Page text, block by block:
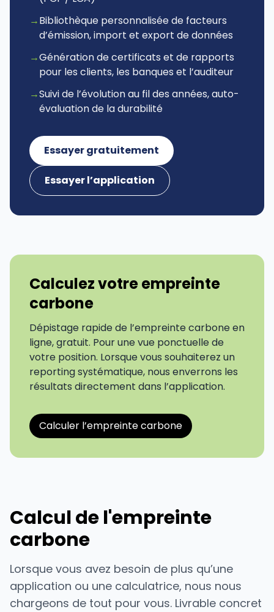
→Bibliothèque personnalisée de facteurs
d’émission, import et export de données
→Génération de certificats et de rapports
pour les clients, les banques et l’auditeur
→Suivi de l’évolution au fil des années, auto-
évaluation de la durabilité
Essayer gratuitement
Essayer l’application
Calculez votre empreinte
carbone
Dépistage rapide de l’empreinte carbone en
ligne, gratuit. Pour une vue ponctuelle de
votre position. Lorsque vous souhaiterez un
reporting systématique, nous enverrons les
résultats directement dans l’application.
Calculer l’empreinte carbone
Calcul de l'empreinte
carbone
Lorsque vous avez besoin de plus qu’une
application ou une calculatrice, nous nous
chargeons de tout pour vous. Livrable concret